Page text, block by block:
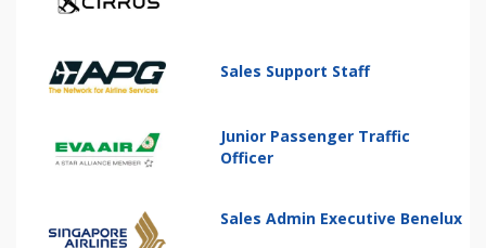
Sales Support Staff
Junior Passenger Traffic
Officer
Sales Admin Executive Benelux